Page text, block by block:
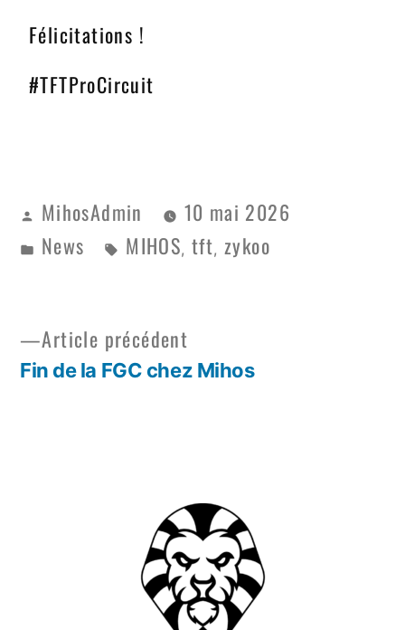
Félicitations !
#TFTProCircuit
MihosAdmin
10 mai 2026
News
MIHOS,tft,zykoo
Article précédent
Fin de la FGC chez Mihos